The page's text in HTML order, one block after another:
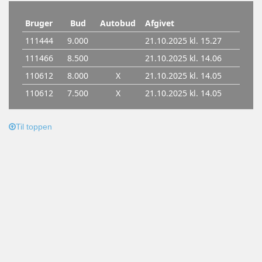
Til toppen